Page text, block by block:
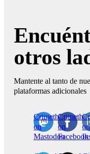
otros
Mantente al tanto de
plataformas adicionales
CrimethInc.
on
Mastodon
on
Facebook
on